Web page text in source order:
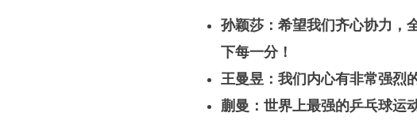
孙颖莎：希望我们齐心协力，
下每一分！
王曼昱：我们内心有非常强烈
蒯曼：世界上最强的乒乓球运